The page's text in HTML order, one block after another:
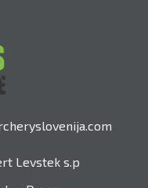
Levstek s.p